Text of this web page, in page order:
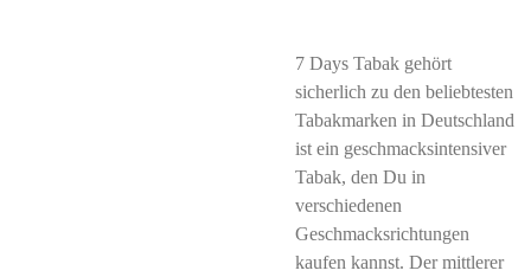
7 Days Tabak gehört
sicherlich zu den beliebtesten
Tabakmarken in Deutschland
ist ein geschmacksintensiver
Tabak, den Du in
verschiedenen
Geschmacksrichtungen
kaufen kannst. Der mittlerer